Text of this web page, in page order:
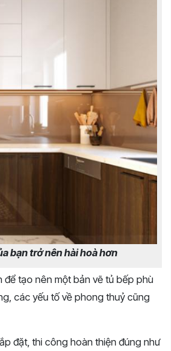
bạn trở nên hài hoà hơn
tạo nên một bản vẽ tủ bếp phù
các yếu tố về phong thuỷ cũng
đặt, thi công hoàn thiện đúng như